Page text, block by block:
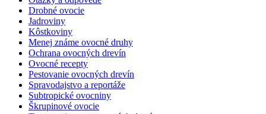
Drobné ovocie
Jadroviny
Kôstkoviny
Menej známe ovocné druhy
Ochrana ovocných drevín
Ovocné recepty
Pestovanie ovocných drevín
Spravodajstvo a reportáže
Subtropické ovocniny
Škrupinové ovocie